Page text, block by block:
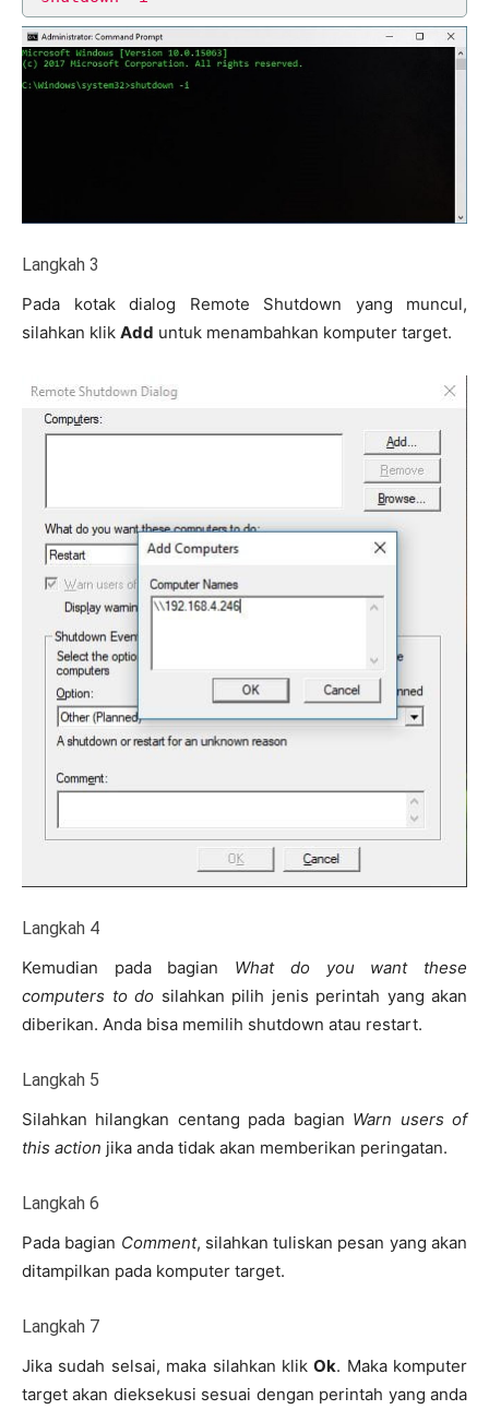
Langkah 3
Pada kotak dialog Remote Shutdown yang muncul,
silahkan klik Add untuk menambahkan komputer target.
Langkah 4
Kemudian pada bagian What do you want these
computers to do silahkan pilih jenis perintah yang akan
diberikan. Anda bisa memilih shutdown atau restart.
Langkah 5
Silahkan hilangkan centang pada bagian Warn users of
this action jika anda tidak akan memberikan peringatan.
Langkah 6
Pada bagian Comment, silahkan tuliskan pesan yang akan
ditampilkan pada komputer target.
Langkah 7
Jika sudah selsai, maka silahkan klikOk. Maka komputer
target akan dieksekusi sesuai dengan perintah yang anda